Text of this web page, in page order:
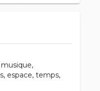
espace, temps,